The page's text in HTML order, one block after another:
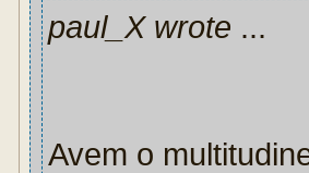
paul_X wrote ...
Avem o